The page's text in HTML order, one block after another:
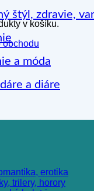
v košíku.
obchodu
štýl, zdravie,
a móda
a diáre
erotika
trilery, horory